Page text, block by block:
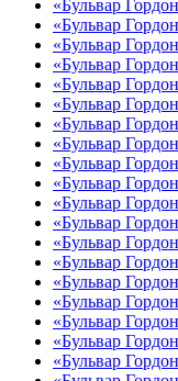
«Бульвар
«Бульвар
«Бульвар
«Бульвар
«Бульвар
«Бульвар
«Бульвар
«Бульвар
«Бульвар
«Бульвар
«Бульвар
«Бульвар
«Бульвар
«Бульвар
«Бульвар
«Бульвар
«Бульвар
«Бульвар
«Бульвар